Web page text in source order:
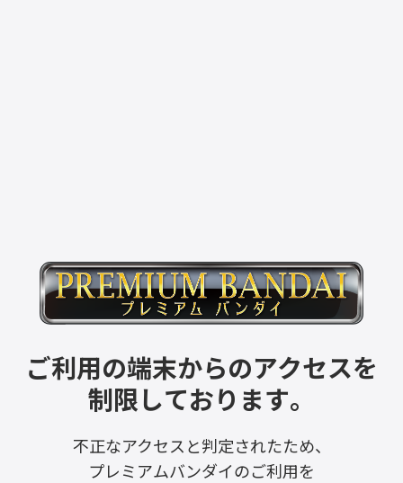
ご利用の端末からのアクセスを
制限しております。
不正なアクセスと判定されたため、
プレミアムバンダイのご利用を